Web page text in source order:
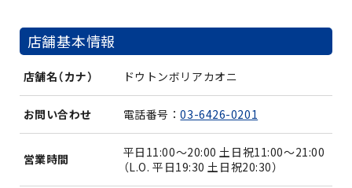
店舗基本情報
店舗名（カナ） ドウトンボリアカオニ
お問い合わせ 電話番号：03-6426-0201
営業時間
平日11:00～20:00 土日祝11:00～21:00
（L.O. 平日19:30 土日祝20:30）